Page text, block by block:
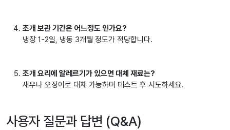
조개 보관 기간은 어느정도 인가요?
냉장 1-2일, 냉동 3개월 정도가 적당합니다.
조개 요리에 알레르기가 있으면 대체 재료는?
새우나 오징어로 대체 가능하며 테스트 후 시도하세요.
사용자 질문과 답변 (Q&A)